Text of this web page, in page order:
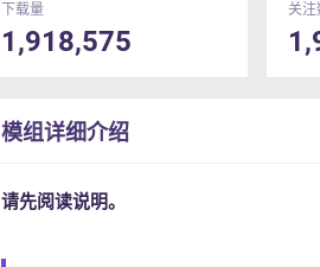
下载量
1,918,575
关注
模组详细介绍
请先阅读说明。